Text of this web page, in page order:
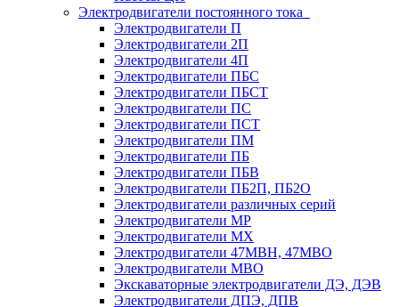
Электродвигатели постоянного тока
Электродвигатели П
Электродвигатели 2П
Электродвигатели 4П
Электродвигатели ПБС
Электродвигатели ПБСТ
Электродвигатели ПС
Электродвигатели ПСТ
Электродвигатели ПМ
Электродвигатели ПБ
Электродвигатели ПБВ
Электродвигатели ПБ2П, ПБ2О
Электродвигатели различных серий
Электродвигатели МР
Электродвигатели MX
Электродвигатели 47MBH, 47МВО
Электродвигатели MBO
Экскаваторные электродвигатели ДЭ, ДЭВ
Электродвигатели ДПЭ, ДПВ